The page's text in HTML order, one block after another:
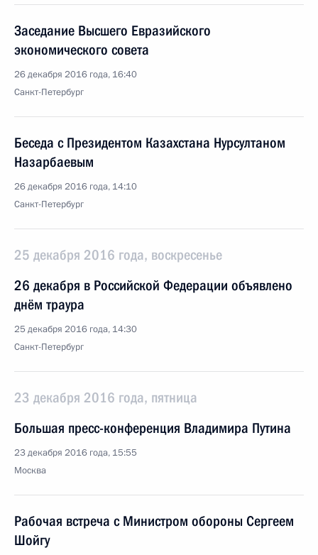
Заседание Высшего Евразийского
экономического совета
26 декабря 2016 года, 16:40
Санкт-Петербург
Беседа с Президентом Казахстана Нурсултаном
Назарбаевым
26 декабря 2016 года, 14:10
Санкт-Петербург
25 декабря 2016 года, воскресенье
26 декабря в Российской Федерации объявлено
днём траура
25 декабря 2016 года, 14:30
Санкт-Петербург
23 декабря 2016 года, пятница
Большая пресс-конференция Владимира Путина
23 декабря 2016 года, 15:55
Москва
Рабочая встреча с Министром обороны Сергеем
Шойгу